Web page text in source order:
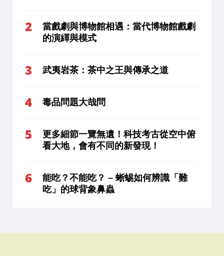
當戲劇與博物館相遇：當代博物館戲劇
的演繹與模式
武夷岩茶：茶中之王與傳承之道
毒品問題大哉問
更多細節一覽無遺！科技考古從空中俯
看大地，會有不同的新發現！
能吃？不能吃？ – 蜥蜴如何辨識「難
吃」的球背象鼻蟲